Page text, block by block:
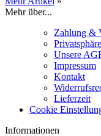
Mehr über...
Zahlung &
Unsere
Impressum
Kontakt
Lieferzeit
Cookie
Informationen